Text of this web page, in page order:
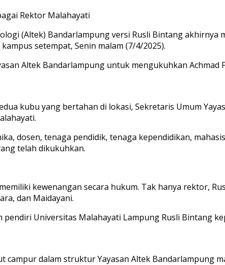
Rektor Malahayati
(Altek) Bandarlampung versi Rusli Bintang akhirnya
setempat, Senin malam (7/4/2025).
Altek Bandarlampung untuk mengukuhkan Achmad
kubu yang bertahan di lokasi, Sekretaris Umum
dosen, tenaga pendidik, tenaga kependidikan,
telah dikukuhkan.
kewenangan secara hukum. Tak hanya rektor,
dan Maidayani.
Universitas Malahayati Lampung Rusli Bintang
dalam struktur Yayasan Altek Bandarlampung